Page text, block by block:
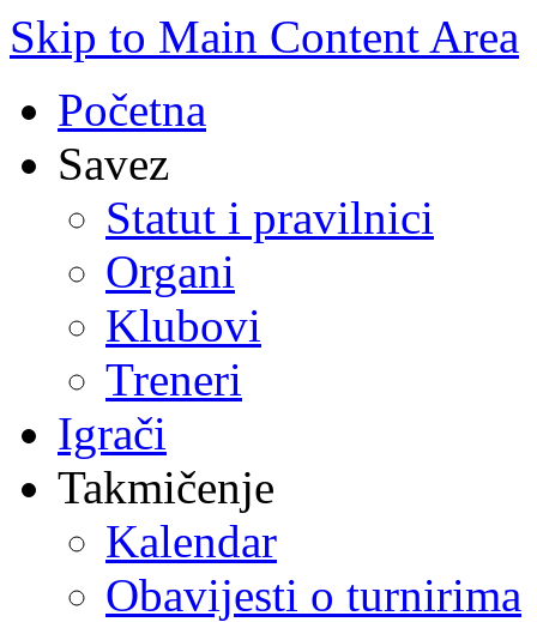
Skip to Main Content Area
Početna
Savez
Statut i pravilnici
Organi
Klubovi
Treneri
Igrači
Takmičenje
Kalendar
Obavijesti o turnirima